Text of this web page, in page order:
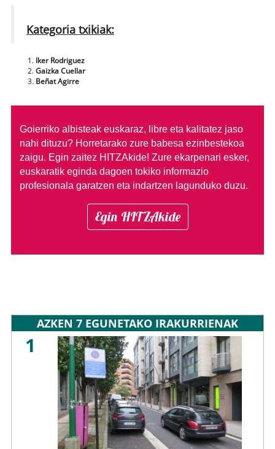
Kategoria txikiak:
Iker Rodriguez
Gaizka Cuellar
Beñat Agirre
Goierriko albisteak euskaraz, libre eta kalitatez jaso
nahi dituzu? Horretarako zure babesa ezinbestekoa
zaigu. Egin zaitez HITZAkide! Zure ekarpenari esker,
euskaratik eginda dagoen tokiko informazio
profesionala garatzen eta indartzen lagunduko duzu.
Egin HITZAkide
AZKEN 7 EGUNETAKO IRAKURRIENAK
1